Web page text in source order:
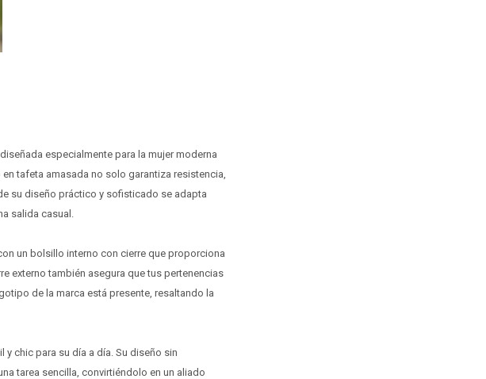
especialmente para la mujer moderna
tafeta amasada no solo garantiza resistencia,
su diseño práctico y sofisticado se adapta
salida casual.
un bolsillo interno con cierre que proporciona
externo también asegura que tus pertenencias
de la marca está presente, resaltando la
y chic para su día a día. Su diseño sin
tarea sencilla, convirtiéndolo en un aliado